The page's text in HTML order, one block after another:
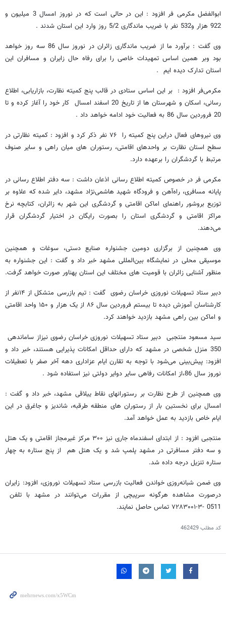
ابوالفضل مکرمی فر افزود : این در حالی است که در نوروز امسال 3 میلیون و
922 هزار و532 نفر با ضریب ماندگاری 5/2 روز وارد این استان شدند .
وی گفت : برآورد ما از ضریب ماندگاری زائران در نوروز سال 86 سه روز خواهد
بود وبر همین اساس تمهیدات خاصی را برای رفاه حال زایران و مسافران این
استان تدارک دیده ایم .
مکرمی‌فر افزود : بر این اساس ستادی در قالب پنج کمیته نظارت، بازاریابی، اطلاع
رسانی، اسکان و شهرستان ها از تاریخ 20 اسفند امسال کار خود را آغاز کرده و تا
20 فروردین سال 86 به فعالیت خود ادامه خواهد داد .
وی نیروهای فعال دراین پنج کمیته ‪ را ۷۶‬نفر ذکر کرد و افزود : کمیته نظارتی در
سطح استان نظارت بر واحدهای اقامتی، رستوران های میان راهی و سایر صنوف
مرتبط با گردشگران را برعهده دارد.
مکرمی فر در خصوص کمیته اطلاع رسانی اذعان داشت : سه دفتر اطلاع رسانی در
پایانه مسافری، راه‌آهن و فرودگاه شهید هاشمی‌نژاد مشهد، دایر شده که علاوه بر
توزیع بروشور راهنمای اماکن اقامتی و گردشگری این شهر به زائران، کتابچه نرخ
مراکز اقامتی و گردشگری استان را بصورت رایگان در اختیار گردشگران قرار
می‌دهند.
وی همچنین از برگزاری دومین جشنواره صنایع دستی، سوغات و همچنین
موسیقی محلی در نمایشگاه بین‌المللی مشهد خبر داد و گفت : این جشنواره به
منظور آشنایی زائران با قومیت های مختلف این استان پهناور صورت خواهد گرفت.
دبیر ستاد تسهیلات نوروزی خراسان رضوی گفت : تیم بازرسی متشکل از ‪۱۴‬نفر از
کارشناسان آموزش دیده تا بیستم فروردین سال ‪ ۸۶‬از یک هزار و ‪ ۱۵۰‬واحد اقامتی
و اماکن بین راهی مشهد بازدید خواهند کرد.
سید مسعود منتجبی دبیر ستاد تسهیلات نوروزی خراسان رضوی نیزاز ساماندهی
350 منزل شخصی در مشهد که دارای حداقل امکانات پذیرایی هستند، خبر داد و
افزود: پیش‌بینی می‌شود با توجه به تقارن ایام عزاداری دهه آخر صفر با تعطیلات
نوروز سال 86،از امکانات رفاهی سایر دوایر دولتی نیز استفاده شود .
وی همچنین از طرح نظارت بر رستورانهای نقاط ییلاقی مشهد، خبر داد و گفت :
امسال برای نخستین بار از رستوران های منطقه طرقبه، شاندیز و جاغرق در این
ایام خاص بازدید به عمل خواهد آمد.
منتجبی افزود : از ابتدای اسفندماه جاری نیز ‪ ۳۰۰‬مرکز غیرمجاز اقامتی و یک هتل
و سه دفتر مسافرتی در مشهد پلمپ شد و یک هتل هم از پنج ستاره به چهار
ستاره تنزیل درجه داده شد.
وی ضمن شبانه‌روزی خواندن فعالیت بازرسی ستاد تسهیلات نوروزی، افزود: زایران
۷۲۸۳۰۰۱-۳‬- 0511 تماس حاصل نمایند.
کد مطلب462429